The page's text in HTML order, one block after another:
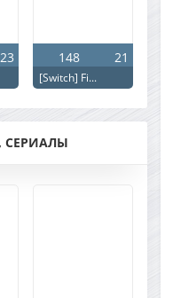
23 148 21
[Switch] Fi...
СЕРИАЛЫ